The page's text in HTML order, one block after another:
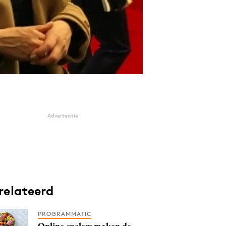
Advertentie
PROGRAMMATIC